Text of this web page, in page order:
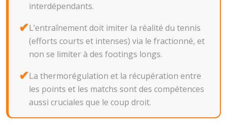
interdépendants.
L’entraînement doit imiter la réalité du tennis
(efforts courts et intenses) via le fractionné, et
non se limiter à des footings longs.
La thermorégulation et la récupération entre
les points et les matchs sont des compétences
aussi cruciales que le coup droit.